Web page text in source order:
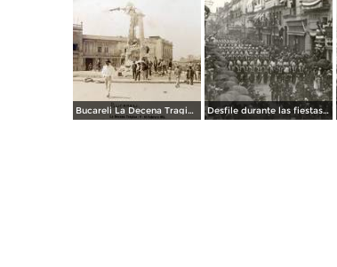
Bucareli La Decena Tragica ( Del 9 al 18 de Febrero de 1913 ) Un aspecto de La Cd despues del bombardeo. Desfile durante las fiestas de Primer Centenario de la Independencia (1910)